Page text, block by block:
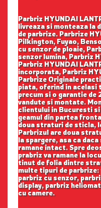
Parbriz HYUNDAI
livreaza si monteaza la
de parbrize. Parbrize
Pilkington, Fuyao,
cu senzor de ploaie,
senzor lumina, Parbriz
Parbriz HYUNDAI
incorporata, Parbriz
Parbrize Originale
piata, oferind in
precum si o garantie de
vandute si montate.
clientului in Bucuresti
geamul din partea
doua straturi de sticla,
Parbrizul are doua
la spargere, asa ca
ramane intact. Spre
prabriz va ramane la
tinut de folia dintre
multe tipuri de parbrize:
parbriz cu senzor,
display, parbriz
cu camere.